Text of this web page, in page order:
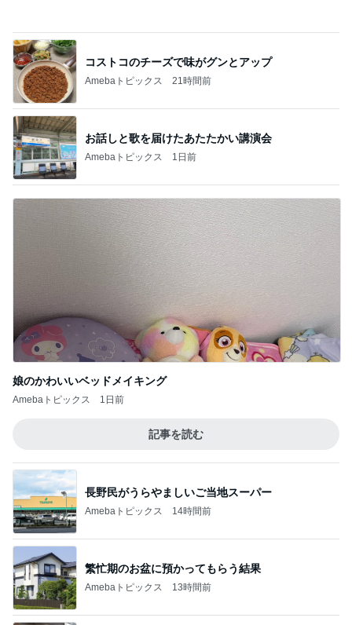
お話しと歌を届けたあたたかい講演会
Amebaトピックス 1日前
娘のかわいいベッドメイキング
Amebaトピックス 1日前
記事を読む
Amebaトピックス 14時間前
繁忙期のお盆に預かってもらう結果
Amebaトピックス 13時間前
店主が作り直すと言ったうどん
Amebaトピックス 1日前